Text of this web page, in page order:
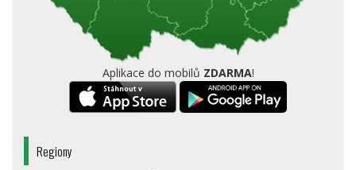
Aplikace do mobilů ZDARMA!
Regiony